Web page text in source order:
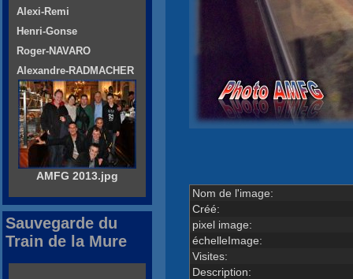
Nom de l'image:
Créé:
pixel image:
échelleImage:
Visites:
Description:
Alexi-Remi
Henri-Gonse
Roger-NAVARO
Alexandre-RADMACHER
AMFG 2013.jpg
Sauvegarde du
Train de la Mure